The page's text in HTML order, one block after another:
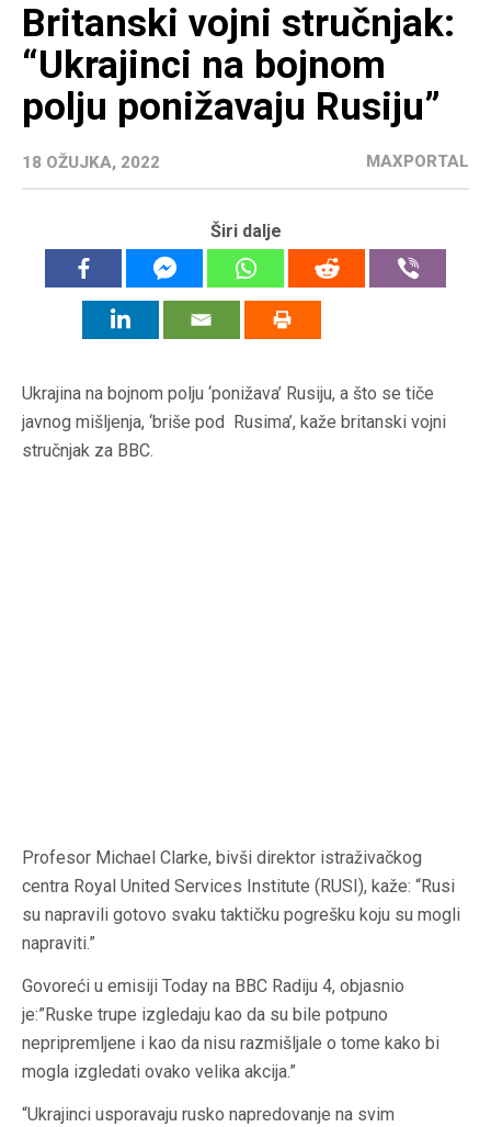
Britanski vojni stručnjak:
“Ukrajinci na bojnom
polju ponižavaju Rusiju”
18 OŽUJKA, 2022 MAXPORTAL
Širi dalje
Ukrajina na bojnom polju ‘ponižava’ Rusiju, a što se tiče
javnog mišljenja, ‘briše pod Rusima’, kaže britanski vojni
stručnjak za BBC.
Profesor Michael Clarke, bivši direktor istraživačkog
centra Royal United Services Institute (RUSI), kaže: “Rusi
su napravili gotovo svaku taktičku pogrešku koju su mogli
napraviti.”
Govoreći u emisiji Today na BBC Radiju 4, objasnio
je:”Ruske trupe izgledaju kao da su bile potpuno
nepripremljene i kao da nisu razmišljale o tome kako bi
mogla izgledati ovako velika akcija.”
“Ukrajinci usporavaju rusko napredovanje na svim